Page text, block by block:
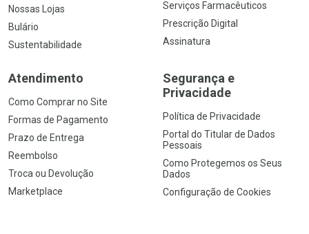
Nossas Lojas
Bulário
Sustentabilidade
Serviços Farmacêuticos
Prescrição Digital
Assinatura
Atendimento
Como Comprar no Site
Formas de Pagamento
Prazo de Entrega
Reembolso
Troca ou Devolução
Marketplace
Segurança e
Privacidade
Política de Privacidade
Portal do Titular de Dados
Pessoais
Como Protegemos os Seus
Dados
Configuração de Cookies